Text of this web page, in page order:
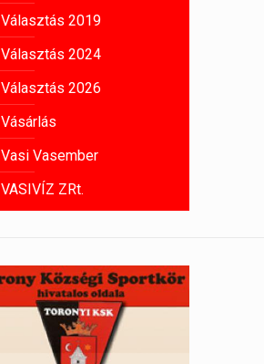
Választás 2019
Választás 2024
Választás 2026
Vásárlás
Vasi Vasember
VASIVÍZ ZRt.